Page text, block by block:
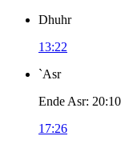
Dhuhr
13:22
`Asr
Ende Asr: 20:10
17:26